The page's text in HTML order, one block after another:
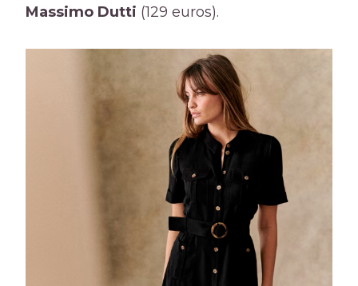
Massimo Dutti (129 euros).